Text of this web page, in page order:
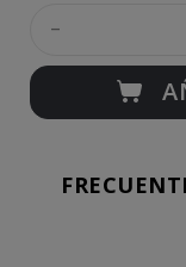
-